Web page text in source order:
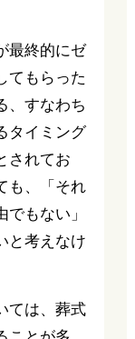
最終的にゼ
てもらった
、すなわち
タイミング
されてお
も、「それ
もない」
と考えなけ
ては、葬式